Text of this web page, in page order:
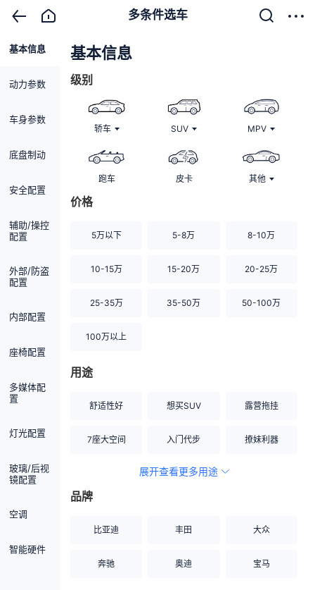
多条件选车
基本信息
动力参数
车身参数
底盘制动
安全配置
辅助/操控
配置
外部/防盗
配置
内部配置
座椅配置
多媒体配
置
灯光配置
玻璃/后视
镜配置
空调
智能硬件
基本信息
级别
轿车 SUV MPV
跑车 皮卡 其他
价格
5万以下 5-8万 8-10万
10-15万 15-20万 20-25万
25-35万 35-50万 50-100万
100万以上
用途
舒适性好 想买SUV 露营拖挂
7座大空间 入门代步 撩妹利器
空间宽敞
展开查看更多用途
品牌
比亚迪 丰田 大众
奔驰 奥迪 宝马